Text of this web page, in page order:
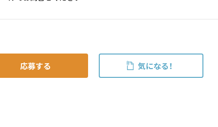
応募する 気になる！